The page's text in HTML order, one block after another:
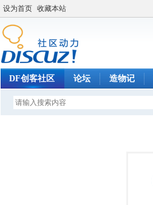
设为首页 收藏本站
DF创客社区 论坛 造物记